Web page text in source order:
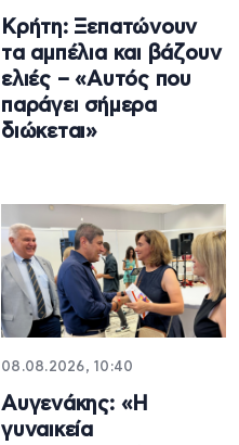
Κρήτη: Ξεπατώνουν
τα αμπέλια και βάζουν
ελιές – «Αυτός που
παράγει σήμερα
διώκεται»
08.08.2026, 10:40
Αυγενάκης: «Η
γυναικεία